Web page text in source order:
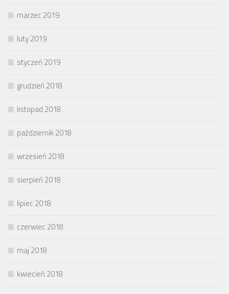
marzec 2019
luty 2019
styczeń 2019
grudzień 2018
listopad 2018
październik 2018
wrzesień 2018
sierpień 2018
lipiec 2018
czerwiec 2018
maj 2018
kwiecień 2018